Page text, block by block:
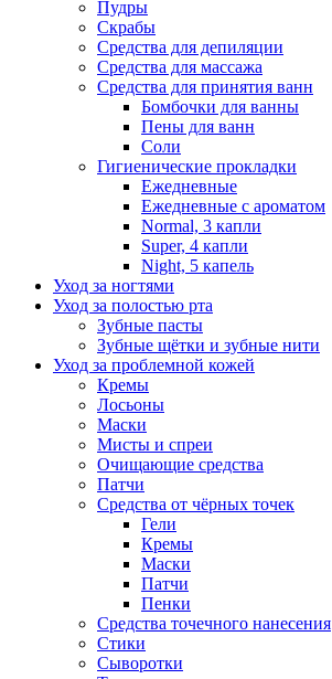
Пудры
Скрабы
Средства для депиляции
Средства для массажа
Средства для принятия ванн
Бомбочки для ванны
Пены для ванн
Соли
Гигиенические прокладки
Ежедневные
Ежедневные с ароматом
Normal, 3 капли
Super, 4 капли
Night, 5 капель
Уход за ногтями
Уход за полостью рта
Зубные пасты
Зубные щётки и зубные нити
Уход за проблемной кожей
Кремы
Лосьоны
Маски
Мисты и спреи
Очищающие средства
Патчи
Средства от чёрных точек
Гели
Кремы
Маски
Патчи
Пенки
Средства точечного нанесения
Стики
Сыворотки